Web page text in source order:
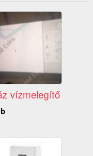
vízmelegítő